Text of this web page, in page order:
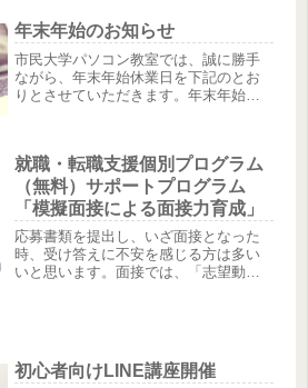
絵」講座などアップロードされていま
す。教室ではインターネッ...
年末年始のお知らせ
市民大学パソコン教室では、誠に勝手
ながら、年末年始休業日を下記のとお
りとさせていただきます。年末年始休
い申し上げます。※ホーム...
就職・転職支援個別プログラム
（無料）サポートプログラム
「模擬面接による面接力育成」
応募書類を提出し、いざ面接となった
時、受け答えに不安を感じる方は多い
いと思います。面接では、「志望動機
対...
初心者向けLINE講座開催